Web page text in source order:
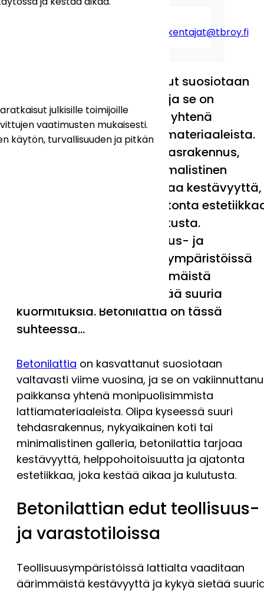
julkisille toimijoille
vaatimusten mukaisesti.
käytön, turvallisuuden ja pitkän
betoni.rakentajat@tbroy.fi
Betonilattia on kasvattanut suosiotaan
valtavasti viime vuosina, ja se on
vakiinnuttanut paikkansa yhtenä
monipuolisimmista lattiamateriaaleista.
Olipa kyseessä suuri tehdasrakennus,
nykyaikainen koti tai minimalistinen
galleria, betonilattia tarjoaa kestävyyttä,
helppohoitoisuutta ja ajatonta
joka kestää aikaa ja kulutusta.
Betonilattian edut teollisuus- ja
varastotiloissa Teollisuusympäristöissä
lattialta vaaditaan äärimmäistä
kestävyyttä ja kykyä sietää suuria
kuormituksia. Betonilattia on tässä
suhteessa…
Betonilattia on kasvattanut suosiotaan
valtavasti viime vuosina, ja se on
paikkansa yhtenä monipuolisimmista
lattiamateriaaleista. Olipa kyseessä suuri
tehdasrakennus, nykyaikainen koti tai
minimalistinen galleria, betonilattia tarjoaa
kestävyyttä, helppohoitoisuutta ja ajatonta
estetiikkaa, joka kestää aikaa ja kulutusta.
Betonilattian edut teollisuus-
ja varastotiloissa
Teollisuusympäristöissä lattialta vaaditaan
äärimmäistä kestävyyttä ja kykyä sietää